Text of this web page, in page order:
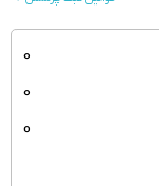
0
0
0